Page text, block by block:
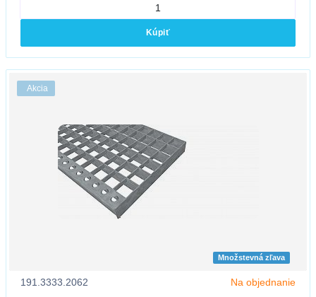
Kúpiť
Akcia
Množstevná zľava
191.3333.2062 Na objednanie